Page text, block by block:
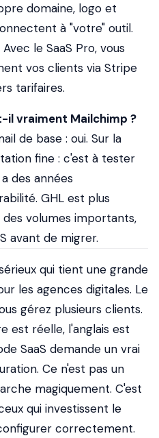
domaine, logo et
à "votre" outil.
le SaaS Pro, vous
vos clients via Stripe
tarifaires.
il vraiment Mailchimp ?
de base : oui. Sur la
fine : c'est à tester
des années
GHL est plus
volumes importants,
avant de migrer.
qui tient une grande
les agences digitales. Le
gérez plusieurs clients.
est réelle, l'anglais est
SaaS demande un vrai
Ce n'est pas un
magiquement. C'est
qui investissent le
correctement.